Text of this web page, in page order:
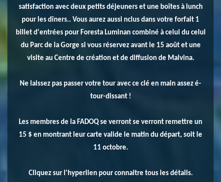
satisfaction avec deux petits déjeuners et une boîtes à lunch
pour les dîners.. Vous aurez aussi nclus dans votre forfait 1
billet d'entrées pour Foresta Luminan combiné à celui du celui
du Parc de la Gorge si vous réservez avant le 15 août et une
visite au Centre de création et de diffusion de Malvina.
Ne laissez pas passer votre tour avec ce clé en main assez é-
tour-dissant !
Les membres de la FADOQ se verront se verront remettre un
15 $ en montrant leur carte valide le matin du départ, soit le
11 octobre.
Cliquez sur l'hyperlien pour connaitre tous les détails.